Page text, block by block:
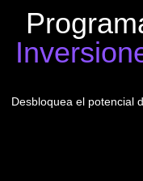
Desbloquea el potencial